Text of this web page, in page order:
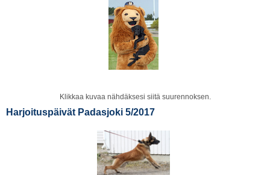
Klikkaa kuvaa nähdäksesi siitä suurennoksen.
Harjoituspäivät Padasjoki 5/2017